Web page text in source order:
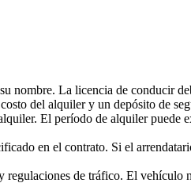
nombre. La licencia de conducir
del alquiler y un depósito de
El período de alquiler puede
en el contrato. Si el
de tráfico. El vehículo